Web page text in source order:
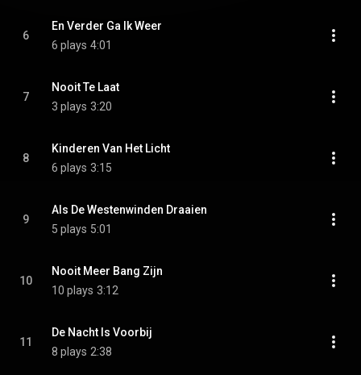
6
En Verder Ga Ik Weer
6 plays 4:01
7
Nooit Te Laat
3 plays 3:20
8
Kinderen Van Het Licht
6 plays 3:15
9
Als De Westenwinden Draaien
5 plays 5:01
10
Nooit Meer Bang Zijn
10 plays 3:12
11
De Nacht Is Voorbij
8 plays 2:38